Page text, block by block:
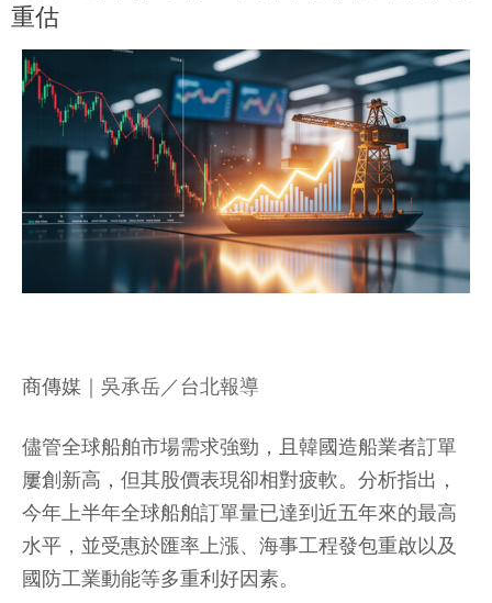
重估
商傳媒 ｜吳承岳／台北報導
儘管全球船舶市場需求強勁，且韓國造船業者訂單
屢創新高，但其股價表現卻相對疲軟。分析指出，
今年上半年全球船舶訂單量已達到近五年來的最高
水平，並受惠於匯率上漲、海事工程發包重啟以及
國防工業動能等多重利好因素。